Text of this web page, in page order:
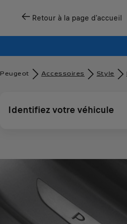
Retour à la page d'accueil
Peugeot Accessoires Style
Identifiez votre véhicule